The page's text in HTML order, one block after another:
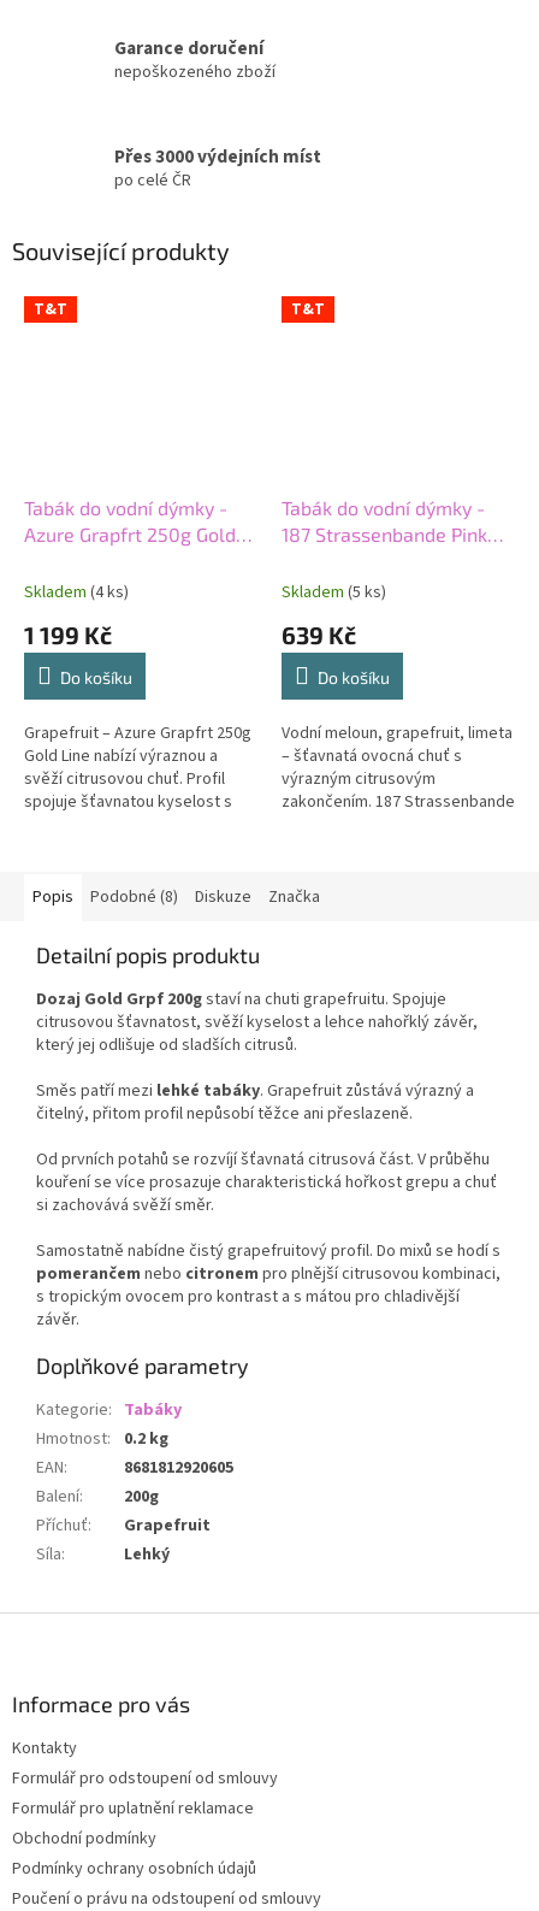
Garance doručení
nepoškozeného zboží
Přes 3000 výdejních míst
po celé ČR
Související produkty
T&T
Tabák do vodní dýmky -
Azure Grapfrt 250g Gold
Skladem (4 ks)
1 199 Kč
Do košíku
Grapefruit – Azure Grapfrt 250g
Gold Line nabízí výraznou a
svěží citrusovou chuť. Profil
spojuje šťavnatou kyselost s
T&T
Tabák do vodní dýmky -
187 Strassenbande Pink
Skladem (5 ks)
639 Kč
Do košíku
Vodní meloun, grapefruit, limeta
– šťavnatá ovocná chuť s
výrazným citrusovým
zakončením. 187 Strassenbande
Popis
Podobné (8) Diskuze Značka
Detailní popis produktu
Dozaj Gold Grpf 200gstaví na chuti grapefruitu. Spojuje
citrusovou šťavnatost, svěží kyselost a lehce nahořklý závěr,
který jej odlišuje od sladších citrusů.
Směs patří mezi lehké tabáky. Grapefruit zůstává výrazný a
čitelný, přitom profil nepůsobí těžce ani přeslazeně.
Od prvních potahů se rozvíjí šťavnatá citrusová část. V průběhu
kouření se více prosazuje charakteristická hořkost grepu a chuť
si zachovává svěží směr.
Samostatně nabídne čistý grapefruitový profil. Do mixů se hodí s
pomerančem nebo citronem pro plnější citrusovou kombinaci,
s tropickým ovocem pro kontrast a s mátou pro chladivější
závěr.
Doplňkové parametry
Kategorie: Tabáky
Hmotnost:
0.2 kg
EAN:
8681812920605
Balení:
200g
Příchuť:
Grapefruit
Síla: Lehký
Informace pro vás
Kontakty
Formulář pro odstoupení od smlouvy
Formulář pro uplatnění reklamace
Obchodní podmínky
Podmínky ochrany osobních údajů
Poučení o právu na odstoupení od smlouvy